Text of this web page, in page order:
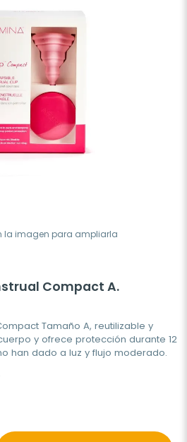
la imagen para ampliarla
Compact A.
Tamaño A, reutilizable y
y ofrece protección durante 12
han dado a luz y flujo moderado.